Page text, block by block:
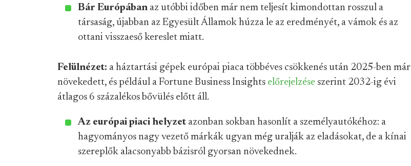
Bár Európában az utóbbi időben már nem teljesít kimondottan rosszul a
társaság, újabban az Egyesült Államok húzza le az eredményét, a vámok és az
ottani visszaeső kereslet miatt.
Felülnézet: a háztartási gépek európai piaca többéves csökkenés után 2025-ben már
növekedett, és például a Fortune Business Insights előrejelzése szerint 2032-ig évi
átlagos 6 százalékos bővülés előtt áll.
Az európai piaci helyzet azonban sokban hasonlít a személyautókéhoz: a
hagyományos nagy vezető márkák ugyan még uralják az eladásokat, de a kínai
szereplők alacsonyabb bázisról gyorsan növekednek.